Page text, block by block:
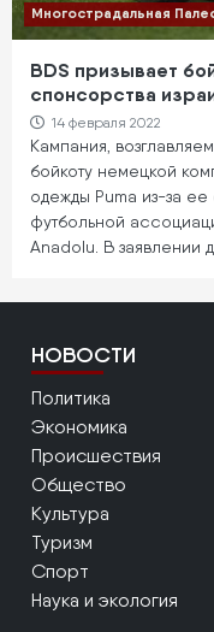
Многострадальная
BDS призывает
спонсорства
14 февраля 2022
Кампания,
бойкоту немецкой
одежды Puma из-за
футбольной
Anadolu. В заявлении
НОВОСТИ
Политика
Экономика
Происшествия
Общество
Культура
Туризм
Спорт
Наука и экология